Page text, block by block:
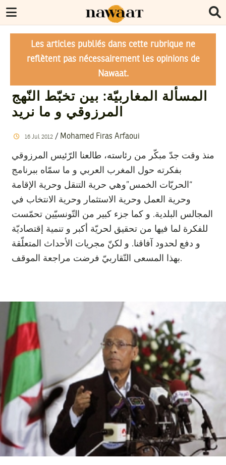
Les articles publiés dans cette rubrique ne
reflètent pas nécessairement les opinions de
Nawaat.
المسألة المغاربيّة: بين تخبّط النّهج
المرزوقي و ما نريد
16 Jul 2012/ Mohamed Firas Arfaoui
منذ وقت جدّ مبكّر من رئاسته، طالعنا الرّئيس المرزوقي
بفكرته حول المغرب العربي و ما سمّاه ببرنامج
“الحريّات الخمس”وهي حرية التنقل وحرية الإقامة
وحرية العمل وحرية الاستثمار وحرية الانتخاب في
المجالس البلدية. و كما جزء كبير من التّونسيّين تحمّست
للفكرة لما فيها من تحقيق لحريّة أكبر و تنمية إقتصاديّة
و دفع لحدود آفاقنا. و لكنّ مجريات الأحداث المتعلّقة
بهذا المسعى التّقاربيّ فرضت مراجعة الموقف.